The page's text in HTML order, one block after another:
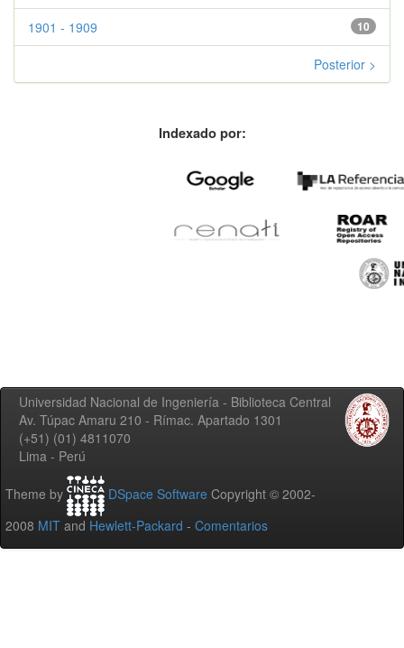
10
1901 - 1909
Posterior >
Indexado por:
Universidad Nacional de Ingeniería - Biblioteca Central
Av. Túpac Amaru 210 - Rímac. Apartado 1301
(+51) (01) 4811070
Lima - Perú
Theme by DSpace Software Copyright © 2002-
2008 MIT and Hewlett-Packard - Comentarios